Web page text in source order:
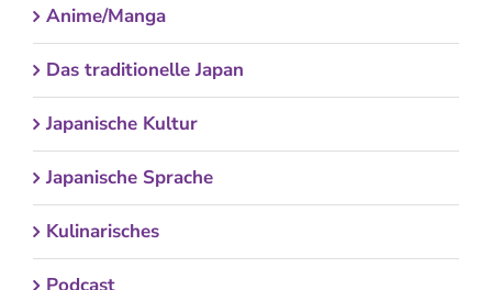
Anime/Manga
Das traditionelle Japan
Japanische Kultur
Japanische Sprache
Kulinarisches
Podcast